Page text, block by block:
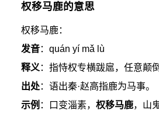
权移马鹿的意思
权移马鹿：
发音：quán yí mǎ lù
释义：指恃权专横跋扈，任意颠
出处：语出秦·赵高指鹿为马事。
示例 ：口变淄素， 权移马鹿，山